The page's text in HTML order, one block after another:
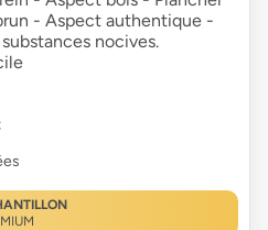
- Aspect authentique -
nocives.